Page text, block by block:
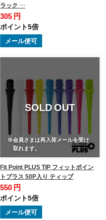
ラック …
305 円
ポイント5倍
メール便可
SOLD OUT
※会員さまは再入荷メールを受け
取れます。
Fit Point PLUS TIP フィットポイン
トプラス 50P入り ティップ
550 円
ポイント5倍
メール便可